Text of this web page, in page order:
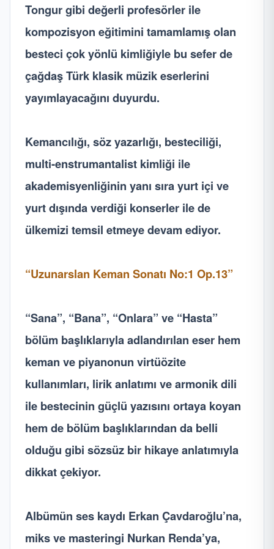
Tongur gibi değerli profesörler ile
kompozisyon eğitimini tamamlamış olan
besteci çok yönlü kimliğiyle bu sefer de
çağdaş Türk klasik müzik eserlerini
yayımlayacağını duyurdu.
Kemancılığı, söz yazarlığı, besteciliği,
multi-enstrumantalist kimliği ile
akademisyenliğinin yanı sıra yurt içi ve
yurt dışında verdiği konserler ile de
ülkemizi temsil etmeye devam ediyor.
“Uzunarslan Keman Sonatı No:1 Op.13”
“Sana”, “Bana”, “Onlara” ve “Hasta”
bölüm başlıklarıyla adlandırılan eser hem
keman ve piyanonun virtüözite
kullanımları, lirik anlatımı ve armonik dili
ile bestecinin güçlü yazısını ortaya koyan
hem de bölüm başlıklarından da belli
olduğu gibi sözsüz bir hikaye anlatımıyla
dikkat çekiyor.
Albümün ses kaydı Erkan Çavdaroğlu’na,
miks ve masteringi Nurkan Renda’ya,